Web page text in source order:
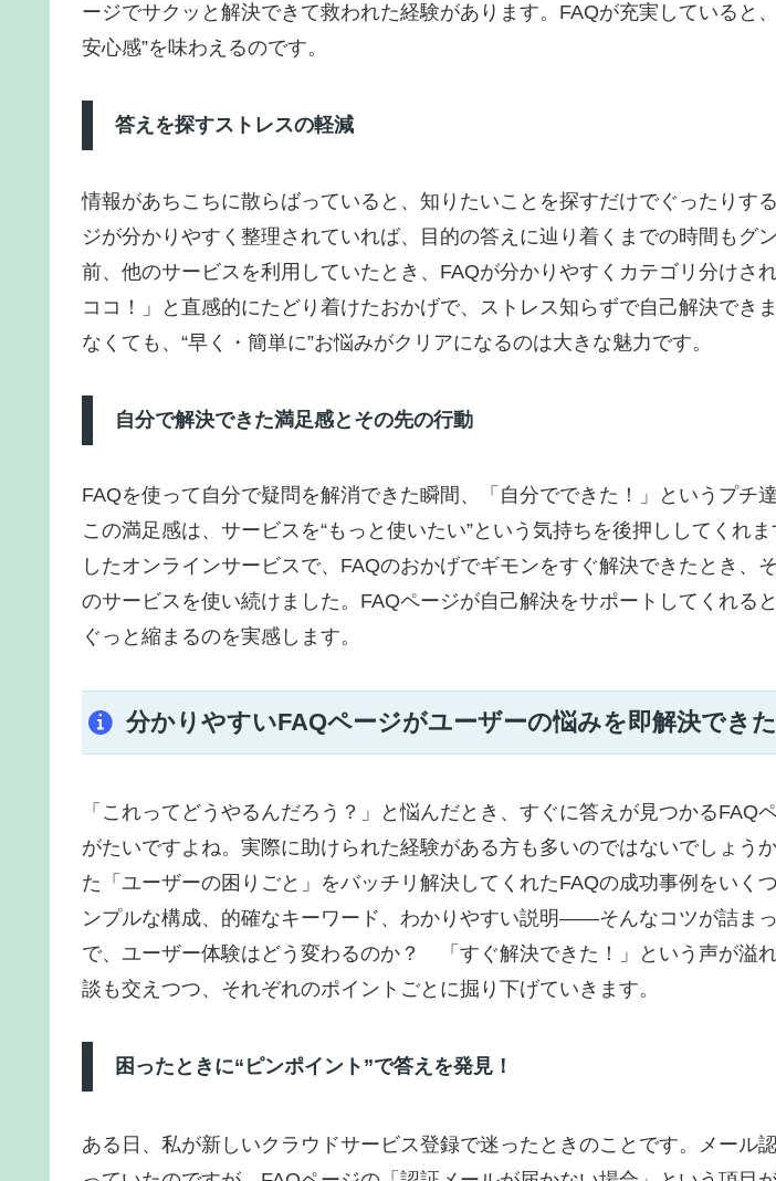
ージでサクッと解決できて救われた経験があります。FAQが充実していると
安心感”を味わえるのです。
答えを探すストレスの軽減
情報があちこちに散らばっていると、知りたいことを探すだけでぐったりす
ジが分かりやすく整理されていれば、目的の答えに辿り着くまでの時間もグ
前、他のサービスを利用していたとき、FAQが分かりやすくカテゴリ分けさ
ココ！」と直感的にたどり着けたおかげで、ストレス知らずで自己解決でき
なくても、“早く・簡単に”お悩みがクリアになるのは大きな魅力です。
自分で解決できた満足感とその先の行動
FAQを使って自分で疑問を解消できた瞬間、「自分でできた！」というプチ
この満足感は、サービスを“もっと使いたい”という気持ちを後押ししてくれ
したオンラインサービスで、FAQのおかげでギモンをすぐ解決できたとき、
のサービスを使い続けました。FAQページが自己解決をサポートしてくれる
ぐっと縮まるのを実感します。
分かりやすいFAQページがユーザーの悩みを即解決でき
「これってどうやるんだろう？」と悩んだとき、すぐに答えが見つかるFAQ
がたいですよね。実際に助けられた経験がある方も多いのではないでしょう
た「ユーザーの困りごと」をバッチリ解決してくれたFAQの成功事例をいく
ンプルな構成、的確なキーワード、わかりやすい説明――そんなコツが詰ま
で、ユーザー体験はどう変わるのか？ 「すぐ解決できた！」という声が溢
談も交えつつ、それぞれのポイントごとに掘り下げていきます。
困ったときに“ピンポイント”で答えを発見！
ある日、私が新しいクラウドサービス登録で迷ったときのことです。メール